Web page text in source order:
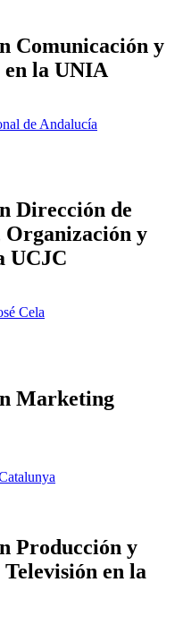
Comunicación y
la UNIA
de Andalucía
Dirección de
Organización y
UCJC
Cela
Marketing
Producción y
en la